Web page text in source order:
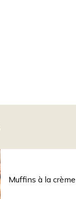
Muffins à la